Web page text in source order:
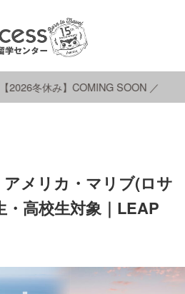
休み】COMING SOON ／
アメリカ・マリブ(ロサ
・高校生対象｜LEAP